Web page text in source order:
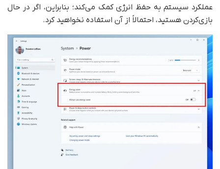
عملکرد سیستم به حفظ انرژی کمک می‌کند؛ بنابراین، اگر در حال
بازی‌کردن هستید، احتمالاً از آن استفاده نخواهید کرد.